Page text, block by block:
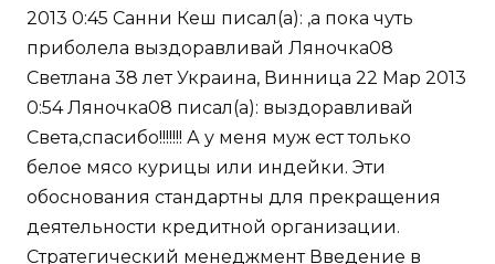
2013 0:45 Санни Кеш писал(а): ,а пока чуть
приболела выздоравливай Ляночка08
Светлана 38 лет Украина, Винница 22 Мар 2013
0:54 Ляночка08 писал(а): выздоравливай
Света,спасибо!!!!!!! А у меня муж ест только
белое мясо курицы или индейки. Эти
обоснования стандартны для прекращения
деятельности кредитной организации.
Стратегический менеджмент Введение в